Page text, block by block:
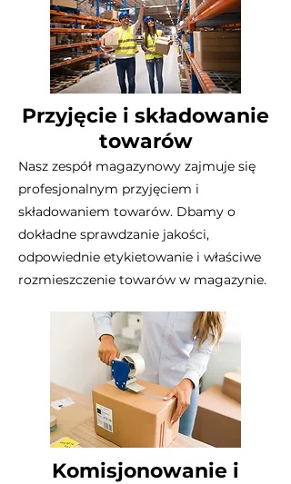
Przyjęcie i składowanie
towarów
Nasz zespół magazynowy zajmuje się
profesjonalnym przyjęciem i
składowaniem towarów. Dbamy o
dokładne sprawdzanie jakości,
odpowiednie etykietowanie i właściwe
rozmieszczenie towarów w magazynie.
Komisjonowanie i